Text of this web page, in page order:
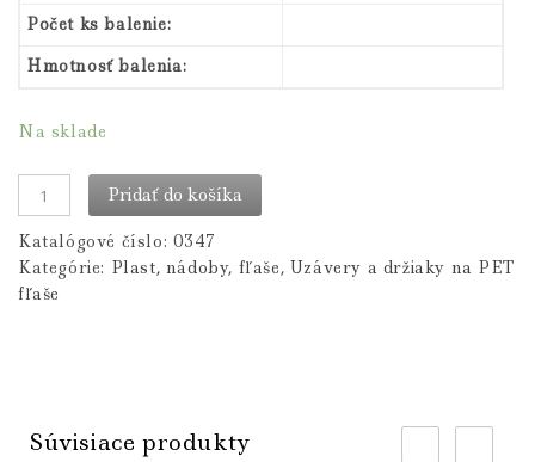
Počet ks balenie:
Hmotnosť balenia:
Na sklade
Pridať do košíka
Katalógové číslo: 0347
Kategórie: Plast, nádoby, fľaše, Uzávery a držiaky na PET
fľaše
Súvisiace produkty